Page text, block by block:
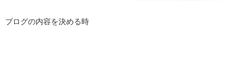
ブログの内容を決める時